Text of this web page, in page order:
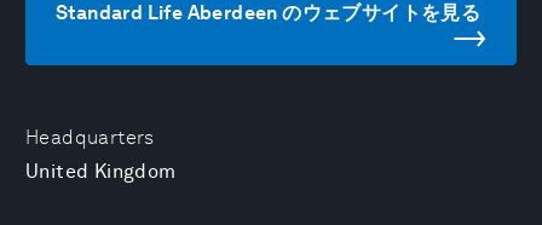
Headquarters
United Kingdom
Standard Life Aberdeen のウェブサイトを見る